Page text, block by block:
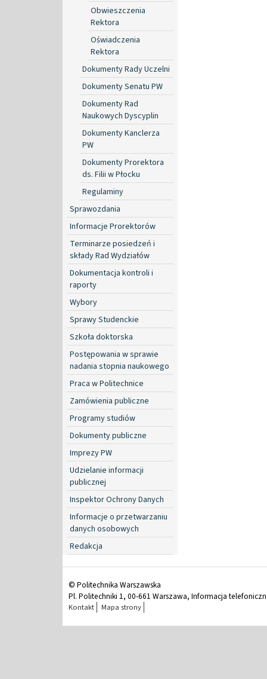
Obwieszczenia
Rektora
Oświadczenia
Rektora
Dokumenty Rady Uczelni
Dokumenty Senatu PW
Dokumenty Rad
Naukowych Dyscyplin
Dokumenty Kanclerza
PW
Dokumenty Prorektora
ds. Filii w Płocku
Regulaminy
Sprawozdania
Informacje Prorektorów
Terminarze posiedzeń i
składy Rad Wydziałów
Dokumentacja kontroli i
raporty
Wybory
Sprawy Studenckie
Szkoła doktorska
Postępowania w sprawie
nadania stopnia naukowego
Praca w Politechnice
Zamówienia publiczne
Programy studiów
Dokumenty publiczne
Imprezy PW
Udzielanie informacji
publicznej
Inspektor Ochrony Danych
Informacje o przetwarzaniu
danych osobowych
Redakcja
© Politechnika Warszawska
Pl. Politechniki 1, 00-661 Warszawa, Informacja
Kontakt Mapa strony